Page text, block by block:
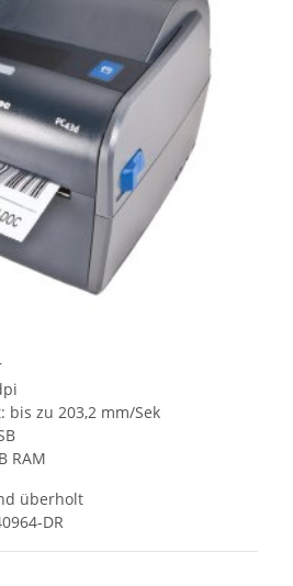
bis zu 203,2 mm/Sek
RAM
überholt
DR